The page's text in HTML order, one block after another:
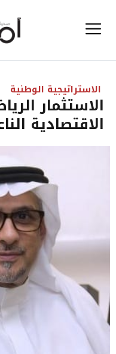
إلى القائمة
الاستراتيجية الوطنية
الاستثمار
الاقتصادية